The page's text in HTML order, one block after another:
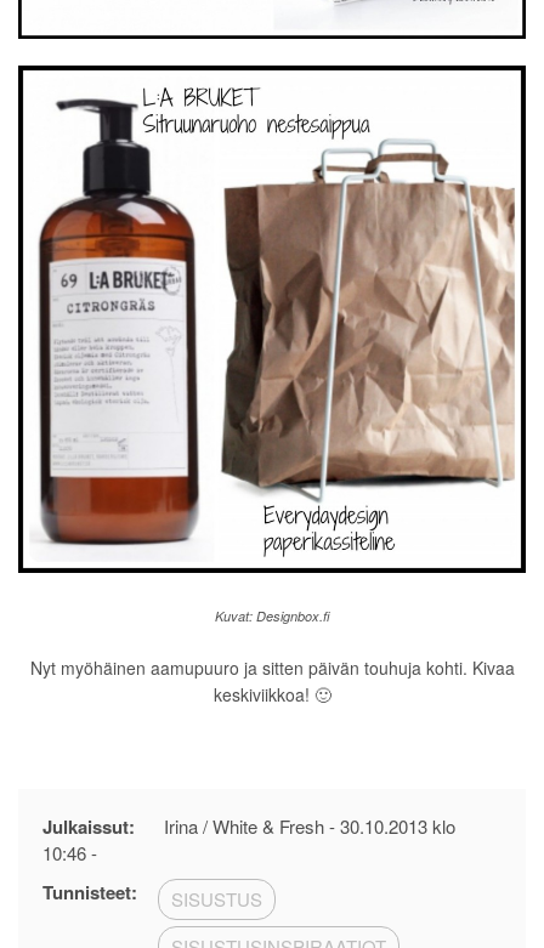
Kuvat: Designbox.fi
Nyt myöhäinen aamupuuro ja sitten päivän touhuja kohti. Kivaa
keskiviikkoa! 🙂
Julkaissut: Irina / White & Fresh -30.10.2013 klo
10:46-
Tunnisteet:
SISUSTUS